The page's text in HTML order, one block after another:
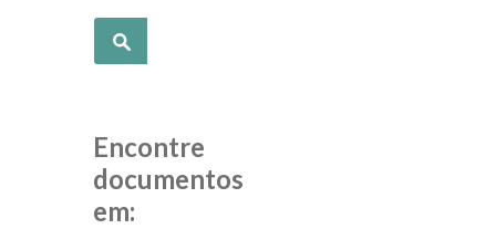
Pesquisar
Encontre
documentos
em: